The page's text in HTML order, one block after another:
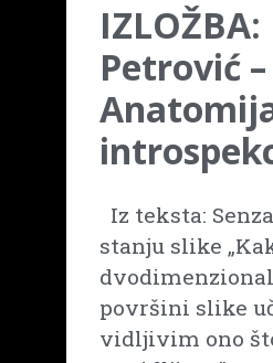
Petrović –
Iz teksta:
stanju slike
površini slike
vidljivim ono